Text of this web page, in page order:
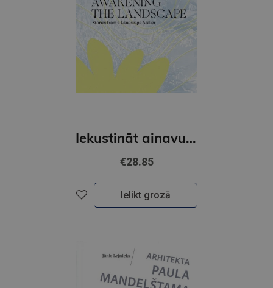
Iekustināt ainavu telpu. Ainavu darbnīcas stāsti
€28.85
Ielikt grozā